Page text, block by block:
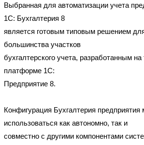
Выбранная для автоматизации учета
1С: Бухгалтерия 8
является готовым типовым решением
большинства участков
бухгалтерского учета, разработанным на
платформе 1С:
Предприятие 8.
Конфигурация Бухгалтерия предприятия
использоваться как автономно, так и
совместно с другими компонентами